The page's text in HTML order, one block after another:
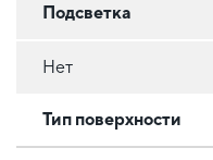
Подсветка
Нет
Тип поверхности